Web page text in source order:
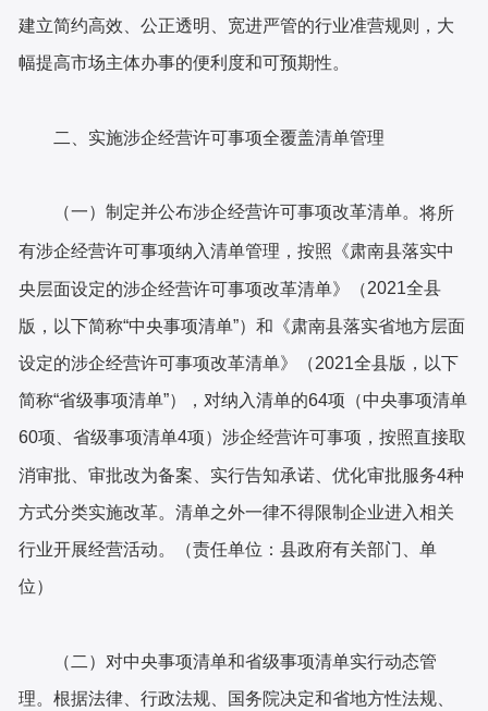
建立简约高效、公正透明、宽进严管的行业准营规则，大
幅提高市场主体办事的便利度和可预期性。
二、实施涉企经营许可事项全覆盖清单管理
（一）制定并公布涉企经营许可事项改革清单。将所
有涉企经营许可事项纳入清单管理，按照《肃南县落实中
央层面设定的涉企经营许可事项改革清单》（2021全县
版，以下简称“中央事项清单”）和《肃南县落实省地方层面
设定的涉企经营许可事项改革清单》（2021全县版，以下
简称“省级事项清单”），对纳入清单的64项（中央事项清单
60项、省级事项清单4项）涉企经营许可事项，按照直接取
消审批、审批改为备案、实行告知承诺、优化审批服务4种
方式分类实施改革。清单之外一律不得限制企业进入相关
行业开展经营活动。（责任单位：县政府有关部门、单
位）
（二）对中央事项清单和省级事项清单实行动态管
理。根据法律、行政法规、国务院决定和省地方性法规、